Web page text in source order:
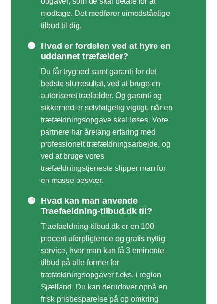
modtage. Det medfører uimodståelige
tilbud til dig.
🟢 Hvad er fordelen ved at hyre en
uddannet træfælder?
Du får tryghed samt garanti for det
bedste slutresultat, ved at bruge en
autoriseret træfælder. Og garanti og
sikkerhed er selvfølgelig vigtigt, når en
træfældningsopgave skal løses. Vore
partnere har årelang erfaring med
professionelt træfældningsarbejde, og
ved at bruge vores
træfældningstjeneste slipper man for
en masse besvær.
🟢 Hvad kan man anvende
Traefaeldning-tilbud.dk til?
Traefaeldning-tilbud.dk er en 100
procent uforpligtende og gratis nyttig
service, hvor man kan få 3 eminente
tilbud på alle former for
træfældningsopgaver f.eks. i region
Sjælland. Du kan derudover opnå en
frisk prisbesparelse på op omkring